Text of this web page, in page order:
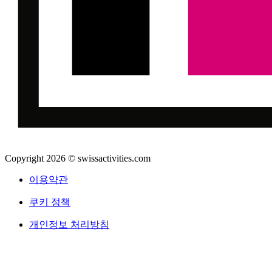
Copyright 2026 © swissactivities.com
이용약관
쿠키 정책
개인정보 처리방침